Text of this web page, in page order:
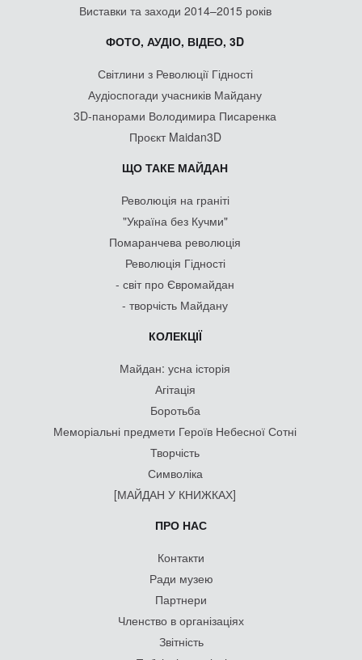
Виставки та заходи 2014–2015 років
ФОТО, АУДІО, ВІДЕО, 3D
Світлини з Революції Гідності
Аудіоспогади учасників Майдану
3D-панорами Володимира Писаренка
Проєкт Maidan3D
ЩО ТАКЕ МАЙДАН
Революція на граніті
"Україна без Кучми"
Помаранчева революція
Революція Гідності
- світ про Євромайдан
- творчість Майдану
КОЛЕКЦІЇ
Майдан: усна історія
Агітація
Боротьба
Меморіальні предмети Героїв Небесної Сотні
Творчість
Символіка
[МАЙДАН У КНИЖКАХ]
ПРО НАС
Контакти
Ради музею
Партнери
Членство в організаціях
Звітність